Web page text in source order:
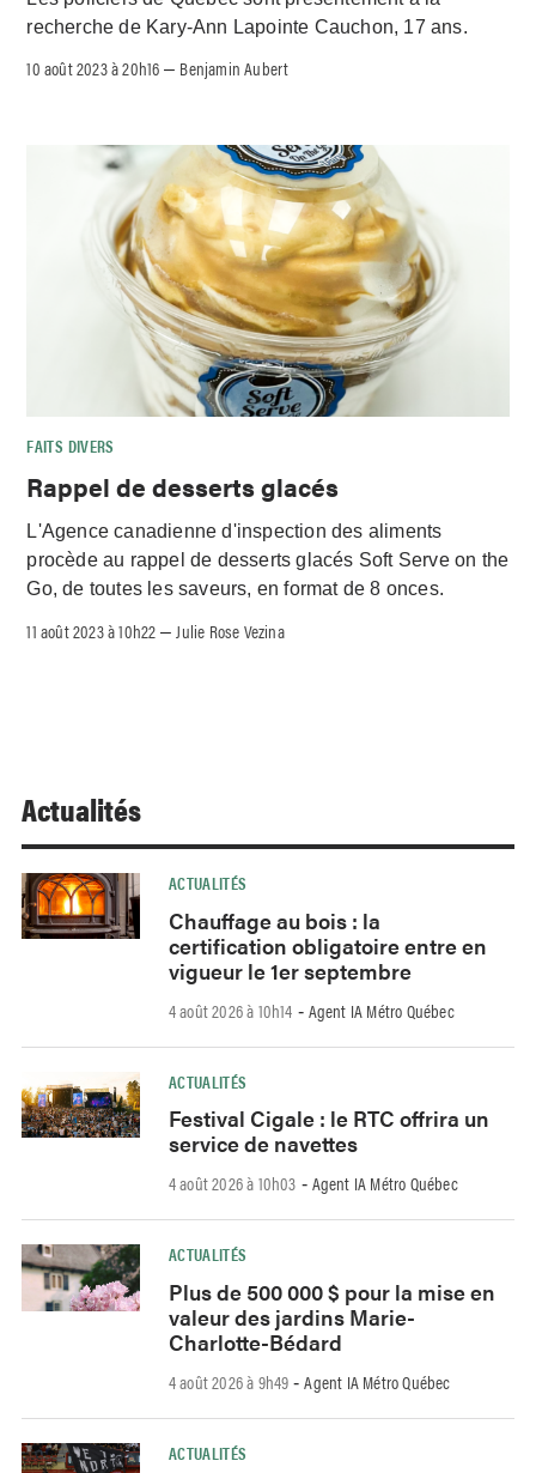
recherche de Kary-Ann Lapointe Cauchon, 17 ans.
10 août 2023 à 20h16 – Benjamin Aubert
FAITS DIVERS
Rappel de desserts glacés
L'Agence canadienne d'inspection des aliments
procède au rappel de desserts glacés Soft Serve on the
Go, de toutes les saveurs, en format de 8 onces.
11 août 2023 à 10h22 – Julie Rose Vezina
Actualités
ACTUALITÉS
Chauffage au bois : la
certification obligatoire entre en
vigueur le 1er septembre
4 août 2026 à 10h14 - Agent IA Métro Québec
ACTUALITÉS
Festival Cigale : le RTC offrira un
service de navettes
4 août 2026 à 10h03 - Agent IA Métro Québec
ACTUALITÉS
Plus de 500 000 $ pour la mise en
valeur des jardins Marie-
Charlotte-Bédard
4 août 2026 à 9h49 -Agent IA Métro Québec
ACTUALITÉS